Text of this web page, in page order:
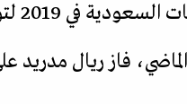
لتقام في الشرق الأوسط بمشاركة أربعة فرق بدلا من فريقين.